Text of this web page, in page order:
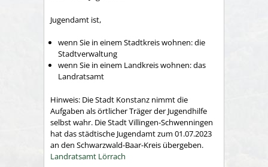
Jugendamt ist,
wenn Sie in einem Stadtkreis wohnen: die
Stadtverwaltung
wenn Sie in einem Landkreis wohnen: das
Landratsamt
Hinweis: Die Stadt Konstanz nimmt die
Aufgaben als örtlicher Träger der Jugendhilfe
selbst wahr. Die Stadt Villingen-Schwenningen
hat das städtische Jugendamt zum 01.07.2023
an den Schwarzwald-Baar-Kreis übergeben.
Landratsamt Lörrach